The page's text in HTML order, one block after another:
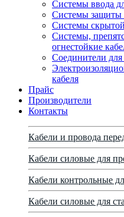
Системы ввода
Системы защиты
Системы
Системы,
огнестойкие
Соединители
кабеля
Прайс
Производители
Контакты
Кабели и провода
Кабели силовые для
Кабели контрольные
Кабели силовые для